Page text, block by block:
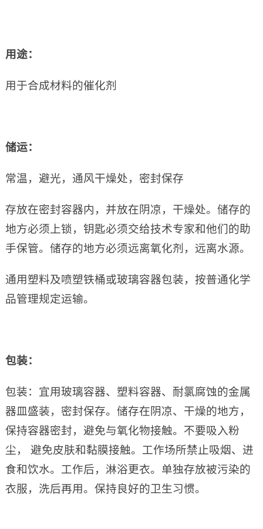
用途：
用于合成材料的催化剂
储运：
常温，避光，通风干燥处，密封保存
存放在密封容器内，并放在阴凉，干燥处。储存的
地方必须上锁，钥匙必须交给技术专家和他们的助
手保管。储存的地方必须远离氧化剂，远离水源。
通用塑料及喷塑铁桶或玻璃容器包装，按普通化学
品管理规定运输。
包装：
包装：宜用玻璃容器、塑料容器、耐氯腐蚀的金属
器皿盛装，密封保存。储存在阴凉、干燥的地方，
保持容器密封，避免与氧化物接触。不要吸入粉
尘， 避免皮肤和黏膜接触。工作场所禁止吸烟、进
食和饮水。工作后，淋浴更衣。单独存放被污染的
衣服，洗后再用。保持良好的卫生习惯。